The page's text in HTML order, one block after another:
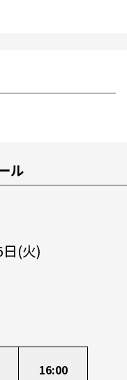
ル
(火)
16:00